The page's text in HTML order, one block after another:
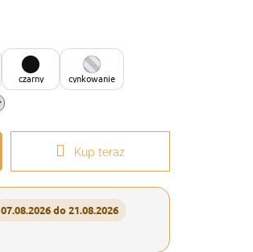
czarny cynkowanie
Kup teraz
07.08.2026 do 21.08.2026